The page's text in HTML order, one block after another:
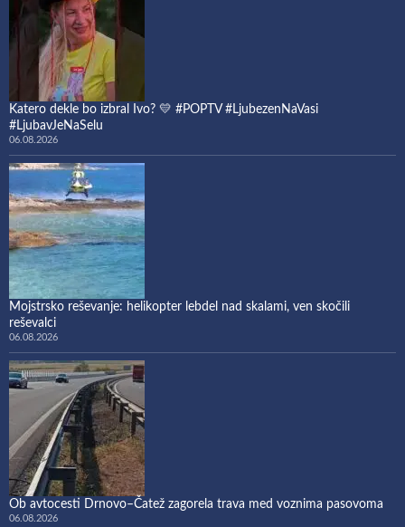
Katero dekle bo izbral Ivo? 💛 #POPTV #LjubezenNaVasi
#LjubavJeNaSelu
06.08.2026
Mojstrsko reševanje: helikopter lebdel nad skalami, ven skočili
reševalci
06.08.2026
Ob avtocesti Drnovo–Čatež zagorela trava med voznima pasovoma
06.08.2026